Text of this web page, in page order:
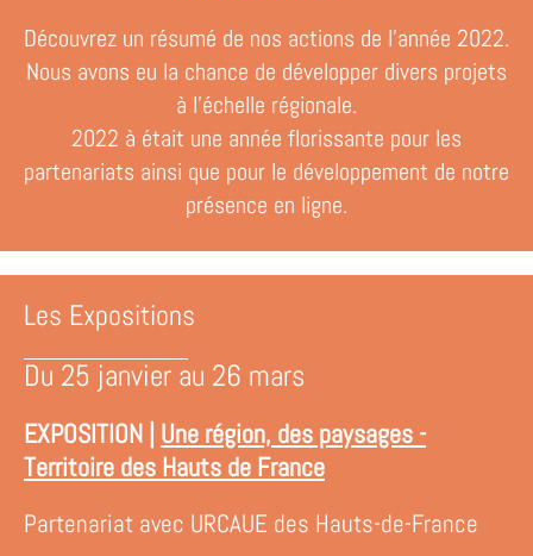
Découvrez un résumé de nos actions de l'année 2022.
Nous avons eu la chance de développer divers projets
à l'échelle régionale.
2022 à était une année florissante pour les
partenariats ainsi que pour le développement de notre
présence en ligne.
Les Expositions
Du 25 janvier au 26 mars
EXPOSITION | Une région, des paysages -
Territoire des Hauts de France
Partenariat avec URCAUE des Hauts-de-France